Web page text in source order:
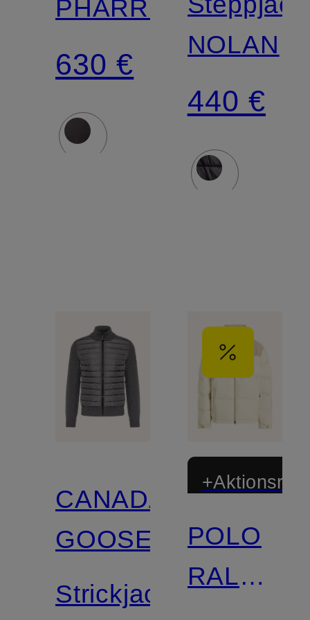
PHARRELL
630 €
NOLAN
440 €
CANADA
GOOSE
Strickjacke
POLO
RALPH